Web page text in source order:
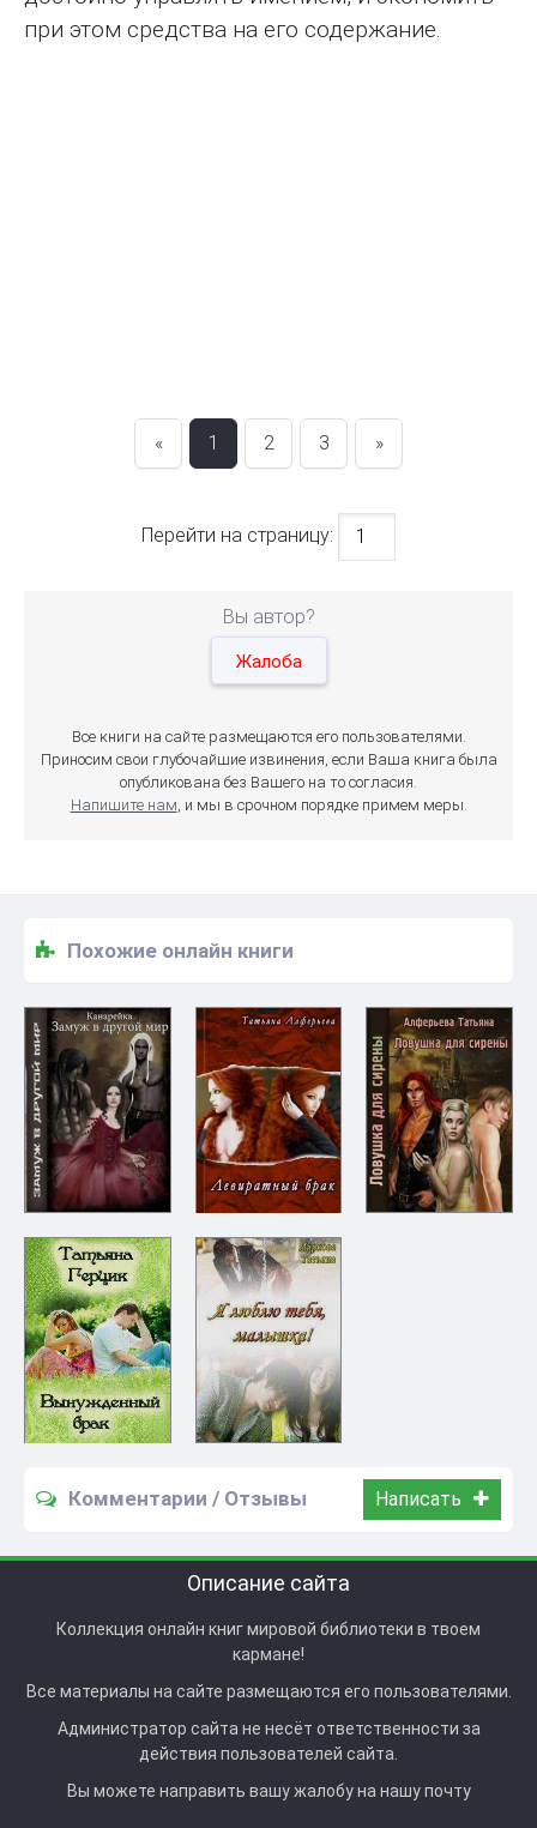
при этом средства на его содержание.
« 1 2 3 »
Перейти на страницу:
Вы автор?
Жалоба
Все книги на сайте размещаются его пользователями.
Приносим свои глубочайшие извинения, если Ваша книга была
опубликована без Вашего на то согласия.
Напишите нам, и мы в срочном порядке примем меры.
Похожие онлайн книги
Комментарии / Отзывы Написать
Описание сайта
Коллекция онлайн книг мировой библиотеки в твоем
кармане!
Все материалы на сайте размещаются его пользователями.
Администратор сайта не несёт ответственности за
действия пользователей сайта.
Вы можете направить вашу жалобу на нашу почту